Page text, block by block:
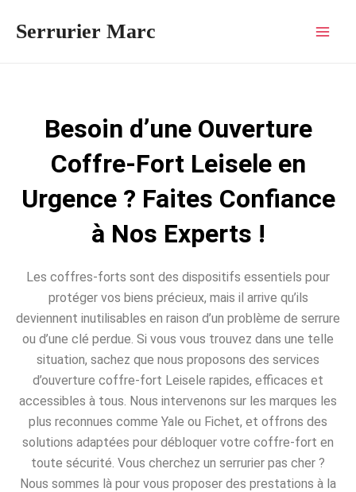
Serrurier Marc
Besoin d’une Ouverture
Coffre-Fort Leisele en
Urgence ? Faites Confiance
à Nos Experts !
Les coffres-forts sont des dispositifs essentiels pour
protéger vos biens précieux, mais il arrive qu’ils
deviennent inutilisables en raison d’un problème de serrure
ou d’une clé perdue. Si vous vous trouvez dans une telle
situation, sachez que nous proposons des services
d’ouverture coffre-fort Leisele rapides, efficaces et
accessibles à tous. Nous intervenons sur les marques les
plus reconnues comme Yale ou Fichet, et offrons des
solutions adaptées pour débloquer votre coffre-fort en
toute sécurité. Vous cherchez un serrurier pas cher ?
Nous sommes là pour vous proposer des prestations à la